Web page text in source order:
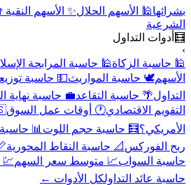
بشرائها🕌 الأسهم الحلال✨ الأسهم النقية
الشرعية
🧮 أدوات التداول
›
🕌 حاسبة الزكاة🕌 حاسبة المرابحة
الأسهم🕊️ حاسبة المواريث💵 حاسبة
التداول🌴 حاسبة التقاعد💼 حاسبة نهاية
التقويم الاقتصادي🕐 أوقات عمل السوق
الأمريكي؟🧮 حاسبة حجم اللوت 📊
ربح الفوركس 📐 حاسبة النقاط المحورية
حاسبة السواب📈 متوسط سعر السهم💹
حاسبة عائد التداولكل الأدوات ←